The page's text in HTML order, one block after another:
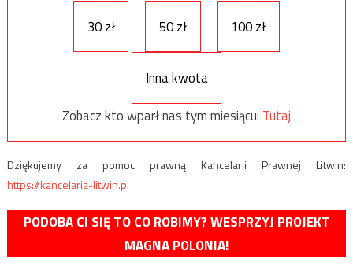
30 zł
50 zł 100 zł
Inna kwota
Zobacz kto wparł nas tym miesiącu: Tutaj
Dziękujemy za pomoc prawną Kancelarii Prawnej Litwin:
https://kancelaria-litwin.pl
PODOBA CI SIĘ TO CO ROBIMY? WESPRZYJ PROJEKT
MAGNA POLONIA!